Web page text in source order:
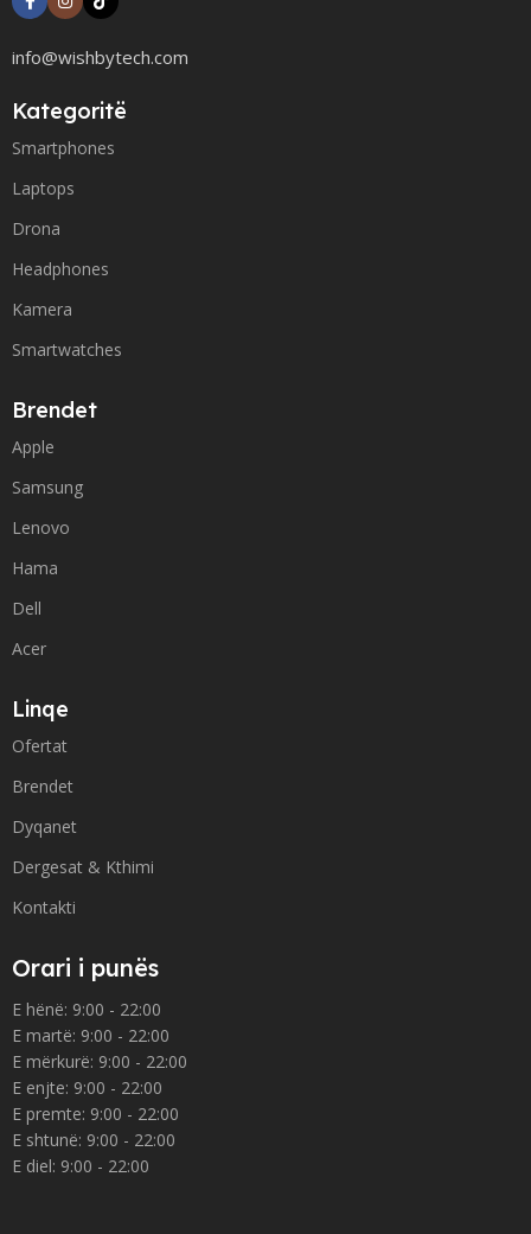
info@wishbytech.com
Kategoritë
Smartphones
Laptops
Drona
Headphones
Kamera
Smartwatches
Brendet
Apple
Samsung
Lenovo
Hama
Dell
Acer
Linqe
Ofertat
Brendet
Dyqanet
Dergesat & Kthimi
Kontakti
Orari i punës
E hënë: 9:00 - 22:00
E martë: 9:00 - 22:00
E mërkurë: 9:00 - 22:00
E enjte: 9:00 - 22:00
E premte: 9:00 - 22:00
E shtunë: 9:00 - 22:00
E diel: 9:00 - 22:00